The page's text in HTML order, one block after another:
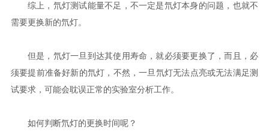
综上，氘灯测试能量不足，不一定是氘灯本身的问题，也就不
需要更换新的氘灯。
但是，氘灯一旦到达其使用寿命，就必须要更换了，而且，必
须要提前准备好新的氘灯，不然，一旦氘灯无法点亮或无法满足测
试要求，可能会耽误正常的实验室分析工作。
如何判断氘灯的更换时间呢？